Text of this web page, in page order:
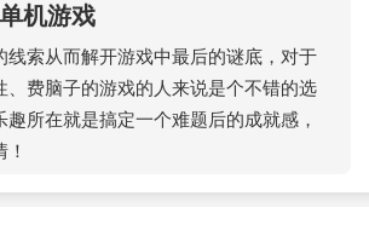
机游戏
线索从而解开游戏中最后的谜底，对于
、费脑子的游戏的人来说是个不错的选
所在就是搞定一个难题后的成就感，